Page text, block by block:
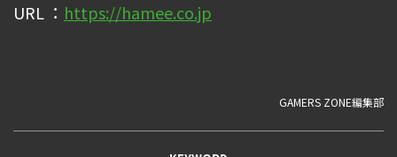
URL ： https://hamee.co.jp
GAMERS ZONE編集部